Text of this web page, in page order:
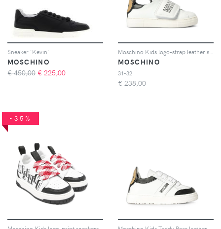
Sneaker 'Kevin'
MOSCHINO
€ 450,00 € 225,00
MOSCHINO
31-32
€ 238,00
-35%